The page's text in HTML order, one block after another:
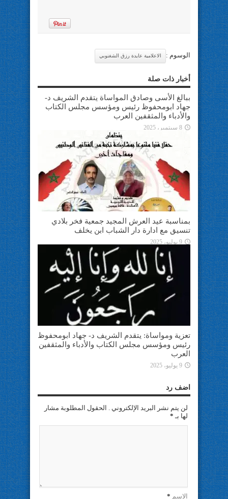
الوسوم : الاعلامية عايدة رزق الشغنوبي
أخبار ذات صلة
ببالغ الأسى وصادق المواساة يتقدم الشريف د-
جهاد ابومحفوظ رئيس ومؤسس مجلس الكتاب
والأدباء والمثقفين العرب
8 سبتمبر، 2025
بمناسبة عيد العرش المجيد جمعية فخر بلادي
تنسيق مع ادارة دار الشباب ابن يخلف
9 يوليو، 2025
تعزية ومواساة: يتقدم الشريف د- جهاد ابومحفوظ
رئيس ومؤسس مجلس الكتاب والأدباء والمثقفين
العرب
9 يوليو، 2025
اضف رد
لن يتم نشر البريد الإلكتروني . الحقول المطلوبة مشار
لها بـ *
الإسم *